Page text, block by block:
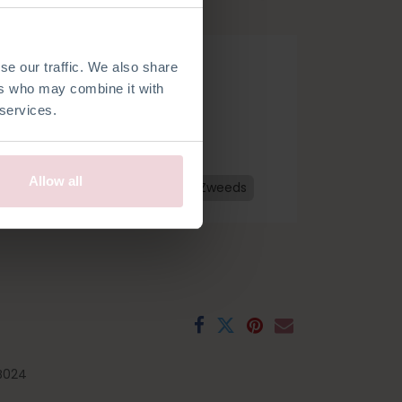
our traffic. We also share
who may combine it with
Allow all
2,5 mm.
Nederlands Zweeds